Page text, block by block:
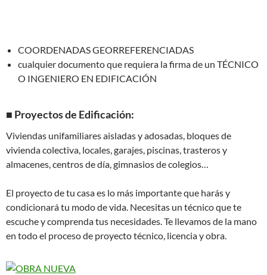
COORDENADAS GEORREFERENCIADAS
cualquier documento que requiera la firma de un TÉCNICO
O INGENIERO EN EDIFICACIÓN
■ Proyectos de Edificación:
Viviendas unifamiliares aisladas y adosadas, bloques de
vivienda colectiva, locales, garajes, piscinas, trasteros y
almacenes, centros de día, gimnasios de colegios…
El proyecto de tu casa es lo más importante que harás y
condicionará tu modo de vida. Necesitas un técnico que te
escuche y comprenda tus necesidades. Te llevamos de la mano
en todo el proceso de proyecto técnico, licencia y obra.